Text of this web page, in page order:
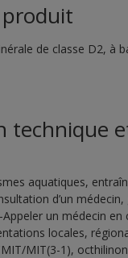
de classe D2, à
technique
aquatiques,
d’un
Appeler un médecin
locales,
MIT(3-1),